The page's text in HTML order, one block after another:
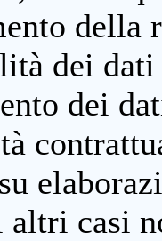
della
dei
dei
casi